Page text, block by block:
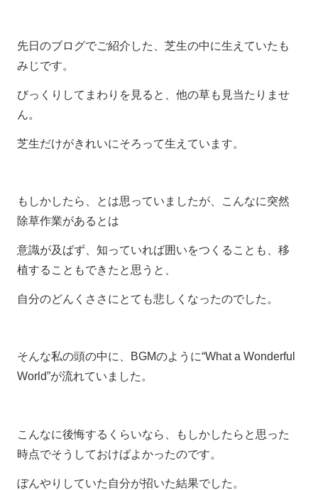
先日のブログでご紹介した、芝生の中に生えていたも
みじです。
びっくりしてまわりを見ると、他の草も見当たりませ
ん。
芝生だけがきれいにそろって生えています。
もしかしたら、とは思っていましたが、こんなに突然
除草作業があるとは
意識が及ばず、知っていれば囲いをつくることも、移
植することもできたと思うと、
自分のどんくささにとても悲しくなったのでした。
そんな私の頭の中に、BGMのように“What a Wonderful
World”が流れていました。
こんなに後悔するくらいなら、もしかしたらと思った
時点でそうしておけばよかったのです。
ぼんやりしていた自分が招いた結果でした。